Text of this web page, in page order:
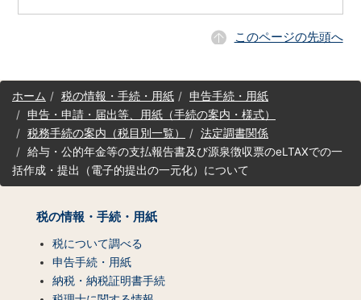
このページの先頭へ
サ
イ
プ
（コ
ホーム 税の情報・手続・用紙
申告手続・用紙
申告・申請・届出等、用紙（手続の案内・様式）
税務手続の案内（税目別一覧）
法定調書関係
給与・公的年金等の支払報告書及び源泉徴収票のeLTAXでの一
括作成・提出（電子的提出の一元化）について
税の情報・手続・用紙
税について調べる
申告手続・用紙
納税・納税証明書手続